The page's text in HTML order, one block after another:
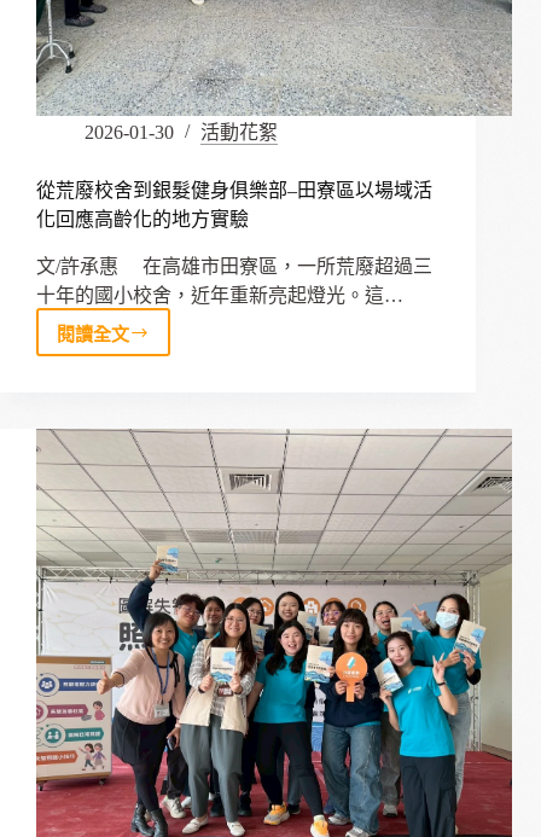
2026-01-30 活動花絮
從荒廢校舍到銀髮健身俱樂部–田寮區以場域活
化回應高齡化的地方實驗
文/許承惠 在高雄市田寮區，一所荒廢超過三
十年的國小校舍，近年重新亮起燈光。這…
閱讀全文
從
到
銀
健
身
俱
樂
部
–
田
寮
區
以
場
域